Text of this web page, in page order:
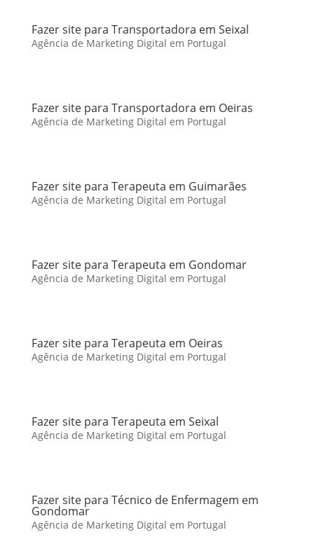
Fazer site para Transportadora em Seixal
Agência de Marketing Digital em Portugal
Fazer site para Transportadora em Oeiras
Agência de Marketing Digital em Portugal
Fazer site para Terapeuta em Guimarães
Agência de Marketing Digital em Portugal
Fazer site para Terapeuta em Gondomar
Agência de Marketing Digital em Portugal
Fazer site para Terapeuta em Oeiras
Agência de Marketing Digital em Portugal
Fazer site para Terapeuta em Seixal
Agência de Marketing Digital em Portugal
Fazer site para Técnico de Enfermagem em
Gondomar
Agência de Marketing Digital em Portugal